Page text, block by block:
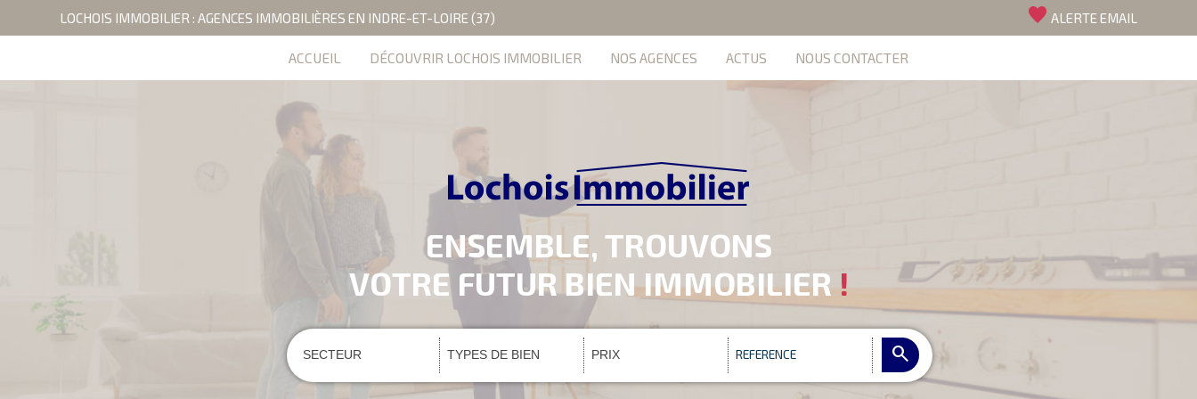
favorite ALERTE EMAIL
LOCHOIS IMMOBILIER : AGENCES IMMOBILIÈRES EN INDRE-ET-LOIRE (37)
ACCUEIL DÉCOUVRIR LOCHOIS IMMOBILIER NOS AGENCES ACTUS NOUS CONTACTER
ENSEMBLE, TROUVONS
VOTRE FUTUR BIEN IMMOBILIER!
search